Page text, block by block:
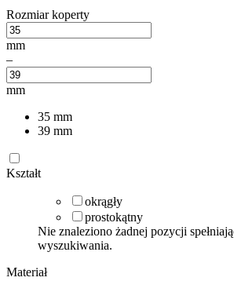
Rozmiar koperty
mm
–
mm
35 mm
39 mm
Kształt
okrągły
prostokątny
Nie znaleziono żadnej pozycji
wyszukiwania.
Materiał